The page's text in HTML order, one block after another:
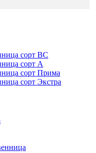
сорт BC
сорт А
сорт Прима
сорт Экстра